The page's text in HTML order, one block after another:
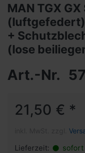
MAN TGX
+
(lose
Art.-Nr.
21,50 € *
Lieferzeit: sofort